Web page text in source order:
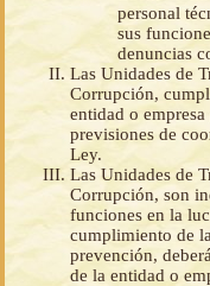
personal
sus
denuncias
Las Unidades de
Corrupción,
entidad o
previsiones de
Ley.
Las Unidades de
Corrupción, son
funciones en la
cumplimiento de
prevención,
de la entidad o